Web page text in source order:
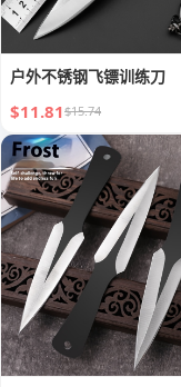
户外不锈钢飞镖训练刀
$11.81$15.74